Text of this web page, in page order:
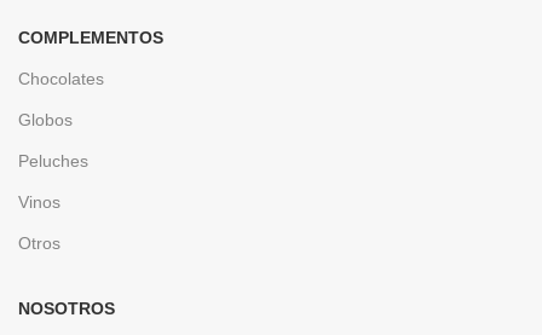
COMPLEMENTOS
Chocolates
Globos
Peluches
Vinos
Otros
NOSOTROS